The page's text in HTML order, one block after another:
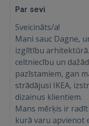
Par sevi
Sveicināts/a!
Mani sauc Dagne,
izglītību
celtniecību un
pazīstamiem, gan
strādājusi IKEA,
dizainus klientiem.
Mans mērķis ir
kurā varu apvienot